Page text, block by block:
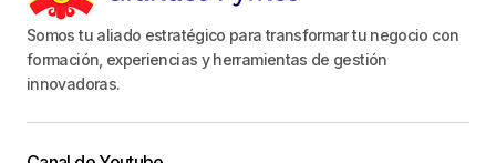
Somos tu aliado estratégico para transformar tu negocio con
formación, experiencias y herramientas de gestión
innovadoras.